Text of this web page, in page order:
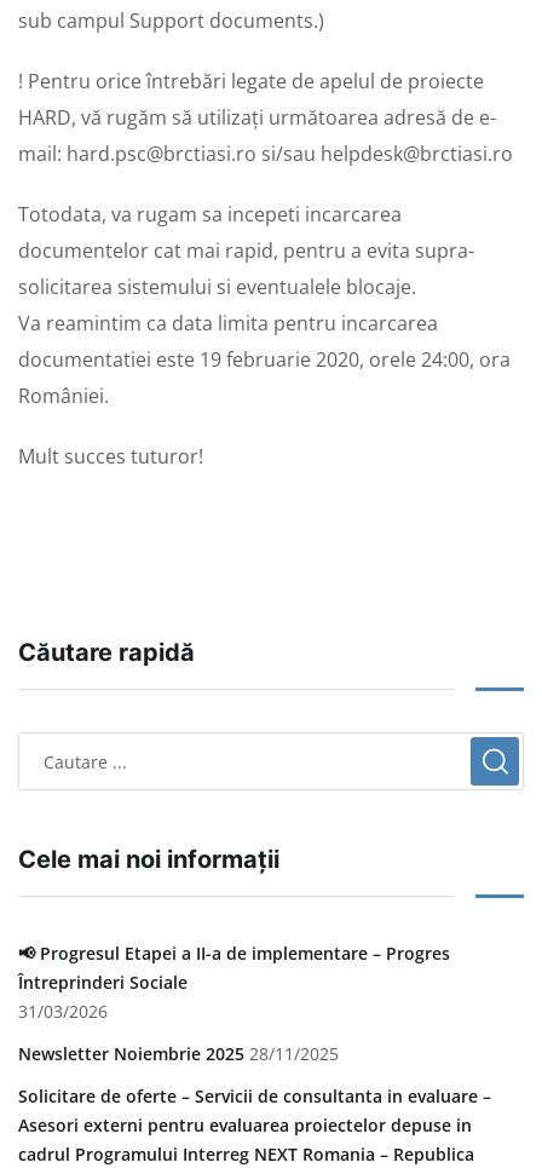
sub campul Support documents.)
! Pentru orice întrebări legate de apelul de proiecte
HARD, vă rugăm să utilizați următoarea adresă de e-
mail: hard.psc@brctiasi.ro si/sau helpdesk@brctiasi.ro
Totodata, va rugam sa incepeti incarcarea
documentelor cat mai rapid, pentru a evita supra-
solicitarea sistemului si eventualele blocaje.
Va reamintim ca data limita pentru incarcarea
documentatiei este 19 februarie 2020, orele 24:00, ora
României.
Mult succes tuturor!
Căutare rapidă
Cele mai noi informații
📢 Progresul Etapei a II-a de implementare – Progres
Întreprinderi Sociale
31/03/2026
Newsletter Noiembrie 2025 28/11/2025
Solicitare de oferte – Servicii de consultanta in evaluare –
Asesori externi pentru evaluarea proiectelor depuse in
cadrul Programului Interreg NEXT Romania – Republica